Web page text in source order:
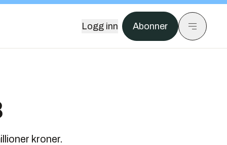
Logg inn Abonner
kroner.